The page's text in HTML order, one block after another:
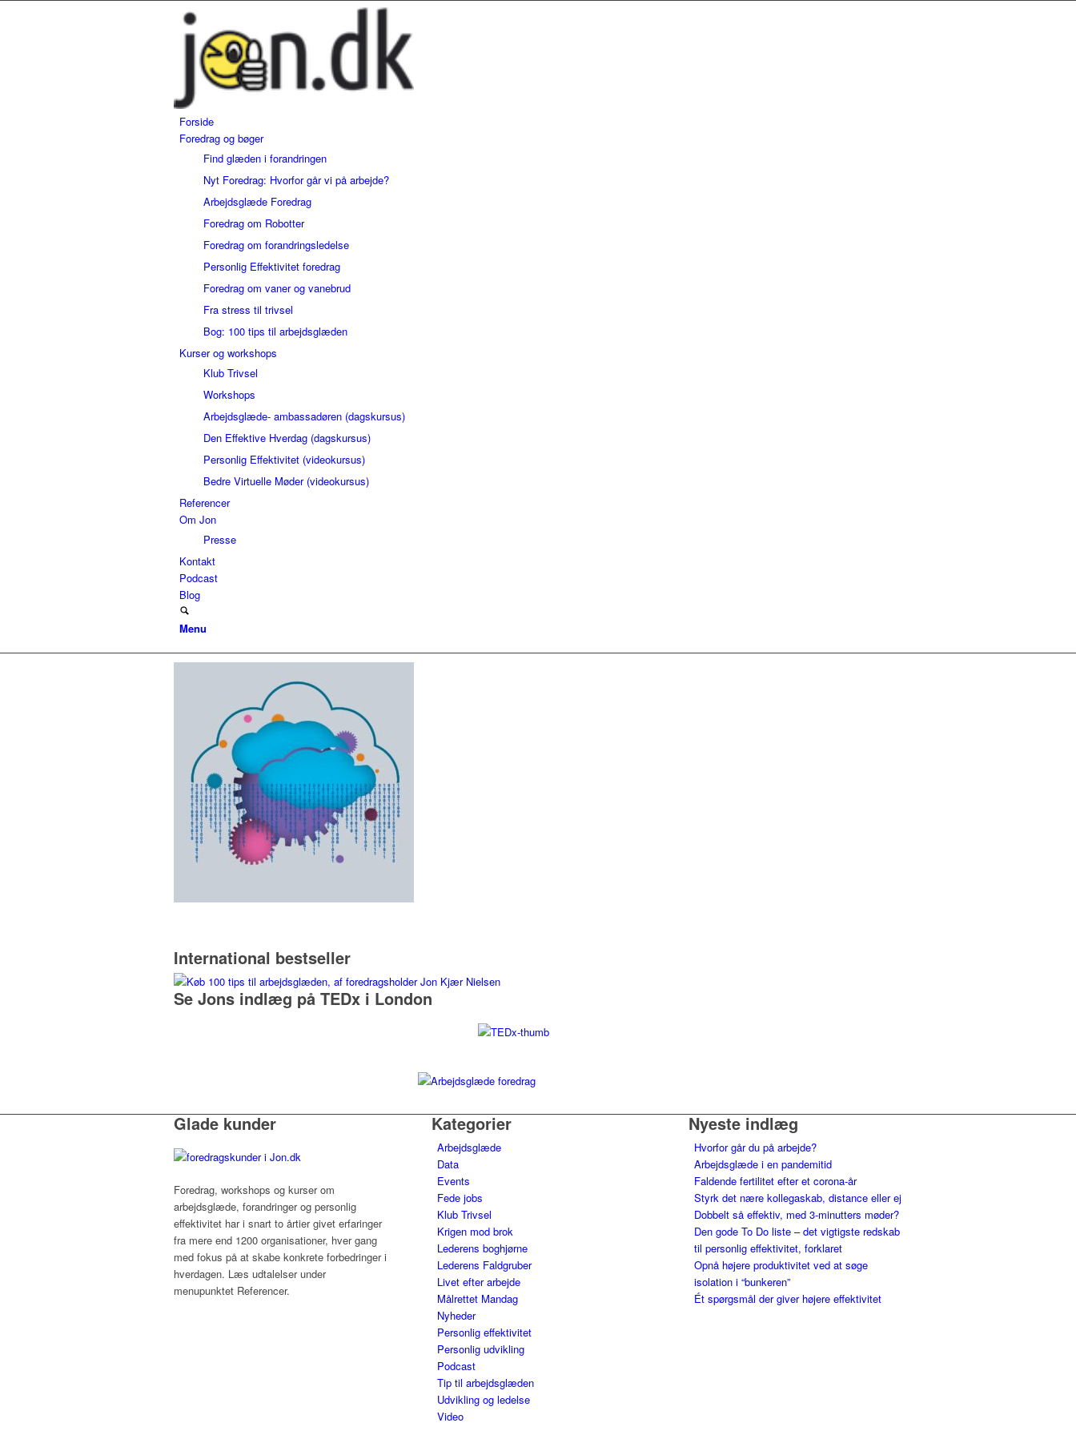
Forside
Foredrag og bøger
Find glæden i forandringen
Nyt Foredrag: Hvorfor går vi på arbejde?
Arbejdsglæde Foredrag
Foredrag om Robotter
Foredrag om forandringsledelse
Personlig Effektivitet foredrag
Foredrag om vaner og vanebrud
Fra stress til trivsel
Bog: 100 tips til arbejdsglæden
Kurser og workshops
Klub Trivsel
Workshops
Arbejdsglæde- ambassadøren (dagskursus)
Den Effektive Hverdag (dagskursus)
Personlig Effektivitet (videokursus)
Bedre Virtuelle Møder (videokursus)
Referencer
Om Jon
Presse
Kontakt
Podcast
Blog
Menu
International bestseller
Se Jons indlæg på TEDx i London
Glade kunder
Foredrag, workshops og kurser om
arbejdsglæde, forandringer og personlig
effektivitet har i snart to årtier givet erfaringer
fra mere end 1200 organisationer, hver gang
med fokus på at skabe konkrete forbedringer i
hverdagen. Læs udtalelser under
menupunktet Referencer.
Kategorier
Arbejdsglæde
Data
Events
Fede jobs
Klub Trivsel
Krigen mod brok
Lederens boghjørne
Lederens Faldgruber
Livet efter arbejde
Målrettet Mandag
Nyheder
Personlig effektivitet
Personlig udvikling
Podcast
Tip til arbejdsglæden
Udvikling og ledelse
Video
Nyeste indlæg
Hvorfor går du på arbejde?
Arbejdsglæde i en pandemitid
Faldende fertilitet efter et corona-år
Styrk det nære kollegaskab, distance eller ej
Dobbelt så effektiv, med 3-minutters møder?
Den gode To Do liste – det vigtigste redskab
til personlig effektivitet, forklaret
Opnå højere produktivitet ved at søge
isolation i “bunkeren”
Ét spørgsmål der giver højere effektivitet